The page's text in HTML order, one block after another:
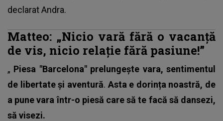
declarat Andra.
Matteo: „Nicio vară fără o vacanță
de vis, nicio relație fără pasiune!”
„ Piesa "Barcelona" prelungește vara, sentimentul
de libertate și aventură. Asta e dorința noastră, de
a pune vara într-o piesă care să te facă să dansezi,
să visezi.